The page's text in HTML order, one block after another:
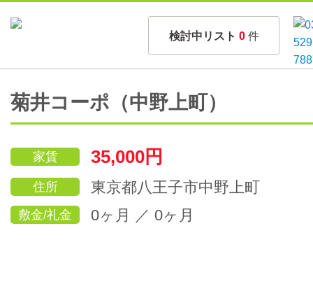
検討中リスト 0 件
菊井コーポ（中野上町）
家賃 35,000円
住所 東京都八王子市中野上町
敷金/礼金 0ヶ月 ／ 0ヶ月